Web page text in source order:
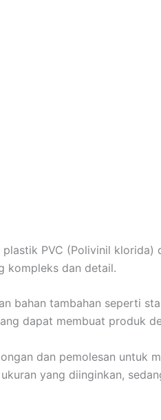
PVC (Polivinil
kompleks dan detail.
bahan tambahan seperti
dapat membuat produk
dan pemolesan untuk
yang diinginkan,